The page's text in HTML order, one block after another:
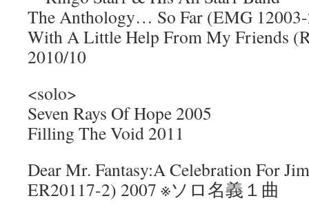
The Anthology… So Far (EMG
With A Little Help From My Friends
2010/10
<solo>
Seven Rays Of Hope 2005
Filling The Void 2011
Dear Mr. Fantasy:A Celebration For
ER20117-2) 2007 ※ソロ名義１曲